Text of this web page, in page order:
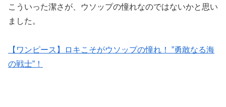
こういった潔さが、ウソップの憧れなのではないかと思い
ました。
【ワンピース】ロキこそがウソップの憧れ！ ”勇敢なる海
の戦士”！